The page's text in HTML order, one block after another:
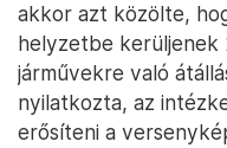
akkor azt közölte,
helyzetbe
járművekre való
nyilatkozta, az
erősíteni a